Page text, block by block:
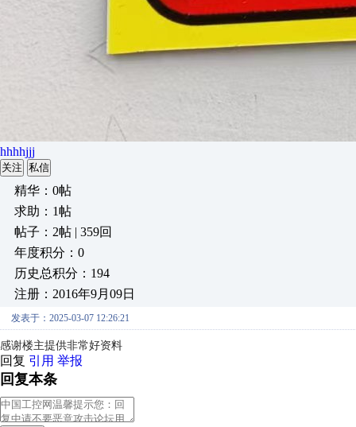
hhhhjjj
关注 私信
精华：0帖
求助：1帖
帖子：2帖 | 359回
年度积分：0
历史总积分：194
注册：2016年9月09日
发表于：2025-03-07 12:26:21
感谢楼主提供非常好资料
回复 引用 举报
回复本条